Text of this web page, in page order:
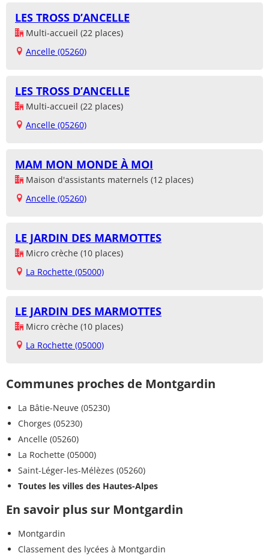
LES TROSS D’ANCELLE
Multi-accueil (22 places)
Ancelle (05260)
LES TROSS D’ANCELLE
Multi-accueil (22 places)
Ancelle (05260)
MAM MON MONDE À MOI
Maison d'assistants maternels (12 places)
Ancelle (05260)
LE JARDIN DES MARMOTTES
Micro crèche (10 places)
La Rochette (05000)
LE JARDIN DES MARMOTTES
Micro crèche (10 places)
La Rochette (05000)
Communes proches de Montgardin
La Bâtie-Neuve (05230)
Chorges (05230)
Ancelle (05260)
La Rochette (05000)
Saint-Léger-les-Mélèzes (05260)
Toutes les villes des Hautes-Alpes
En savoir plus sur Montgardin
Montgardin
Classement des lycées à Montgardin